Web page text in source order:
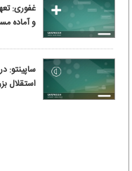
غفوری:
و آماده
ساپینتو:
استقلال